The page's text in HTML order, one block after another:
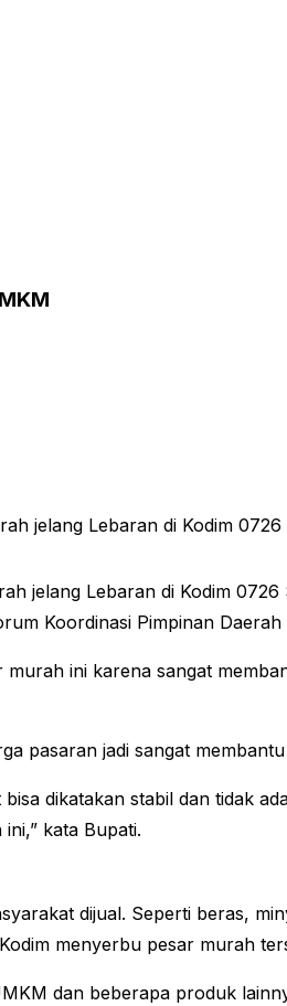
jelang Lebaran di Kodim
jelang Lebaran di Kodim
Koordinasi Pimpinan
ini karena sangat
pasaran jadi sangat
dikatakan stabil dan tidak
kata Bupati.
dijual. Seperti beras,
menyerbu pesar murah
dan beberapa produk